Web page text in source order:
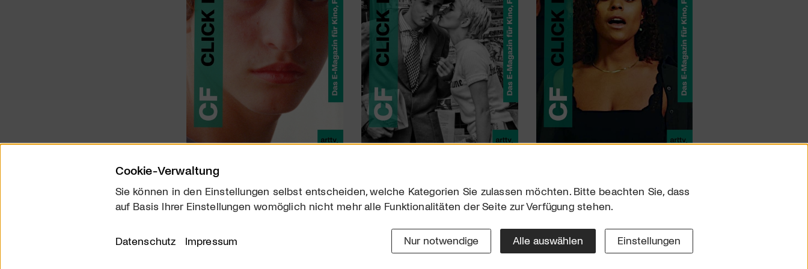
Über uns
Downloads
Impressum
Cookie-Verwaltung
Sie können in den Einstellungen selbst entscheiden, welche Kategorien Sie zulassen möchten. Bitte beachten Sie, dass
auf Basis Ihrer Einstellungen womöglich nicht mehr alle Funktionalitäten der Seite zur Verfügung stehen.
Datenschutz Impressum Nur notwendige Alle auswählen Einstellungen